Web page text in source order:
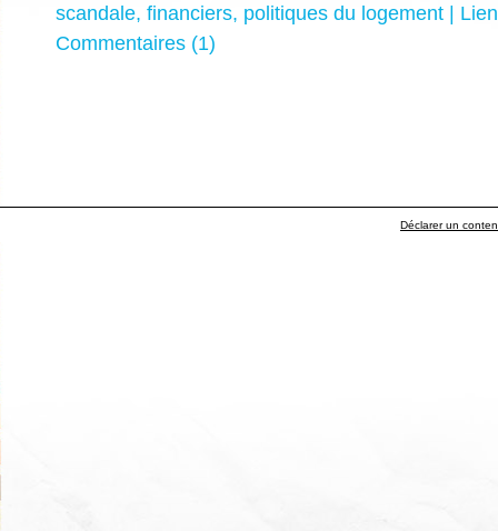
scandale, financiers, politiques du logement |
Commentaires (1)
Déclarer un